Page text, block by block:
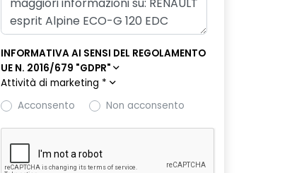
INFORMATIVA AI SENSI DEL REGOLAMENTO
UE N. 2016/679 "GDPR"
Attività di marketing *
Acconsento
Non acconsento